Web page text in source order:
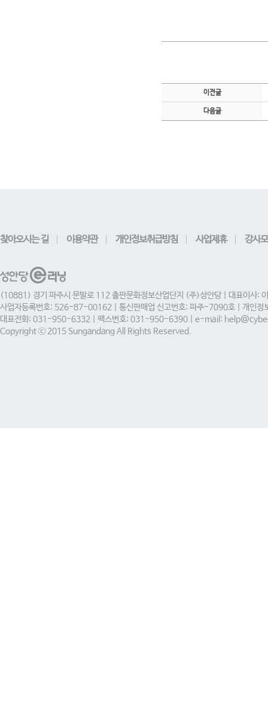
이전글
다음글
찾아오시는 길 이용약관 개인정보취급방침 사업제휴 강사
(10881) 경기 파주시 문발로 112 출판문화정보산업단지 (주)성안당 | 대표이사:
사업자등록번호: 526-87-00162 | 통신판매업 신고번호: 파주-7090호 | 개인정
대표전화: 031-950-6332 | 팩스번호: 031-950-6390 | e-mail:
Copyright ⓒ 2015 Sungandang All Rights Reserved.